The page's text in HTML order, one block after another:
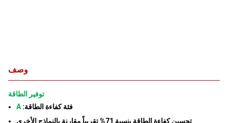
وصف
توفير الطاقة
A :فئة كفاءة الطاقة
تحسين كفاءة الطاقة بنسبة 71% تقريباً مقارنة بالنماذج الأخرى